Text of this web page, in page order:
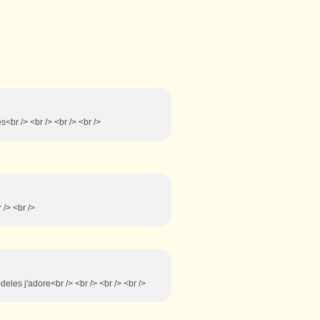
/> <br /> <br /> <br />
/> <br />
j'adore<br /> <br /> <br /> <br />